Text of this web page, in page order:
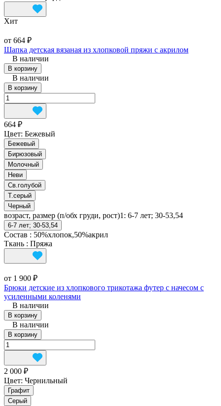
Хит
от 664 ₽
Шапка детская вязаная из хлопковой пряжи с акрилом
В наличии
В корзину
В наличии
В корзину
664 ₽
Цвет: Бежевый
Бежевый
Бирюзовый
Молочный
Неви
Св.голубой
Т.серый
Черный
возраст, размер (п/обх груди, рост)1: 6-7 лет; 30-53,54
6-7 лет; 30-53,54
Состав : 50%хлопок,50%акрил
Ткань : Пряжа
от 1 900 ₽
Брюки детские из хлопкового трикотажа футер с начесом с
усиленными коленями
В наличии
В корзину
В наличии
В корзину
2 000 ₽
Цвет: Чернильный
Графит
Серый